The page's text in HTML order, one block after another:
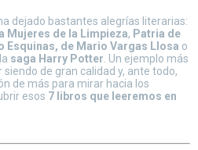
dejado bastantes alegrías literarias:
Mujeres de la Limpieza, Patria de
Esquinas, de Mario Vargas Llosa o
saga Harry Potter . Un ejemplo más
de gran calidad y, ante todo,
de más para mirar hacia los
esos 7 libros que leeremos en